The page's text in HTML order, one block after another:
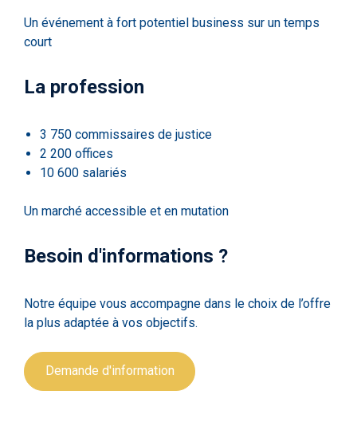
Un événement à fort potentiel business sur un temps
court
La profession
3 750 commissaires de justice
2 200 offices
10 600 salariés
Un marché accessible et en mutation
Besoin d'informations ?
Notre équipe vous accompagne dans le choix de l’offre
la plus adaptée à vos objectifs.
Demande d'information